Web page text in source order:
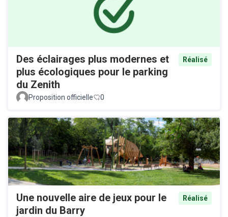
Des éclairages plus modernes et
plus écologiques pour le parking
du Zenith
Réalisé
Proposition officielle 0
Une nouvelle aire de jeux pour le
jardin du Barry
Réalisé